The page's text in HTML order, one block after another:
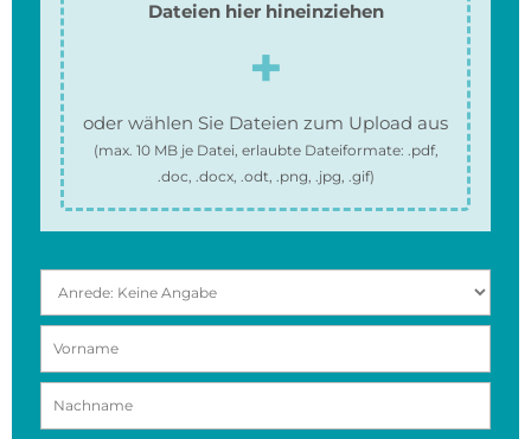
Dateien hier hineinziehen
oder wählen Sie Dateien zum Upload aus
(max. 10 MBje Datei, erlaubte Dateiformate: .pdf,
.doc, .docx, .odt, .png, .jpg, .gif)